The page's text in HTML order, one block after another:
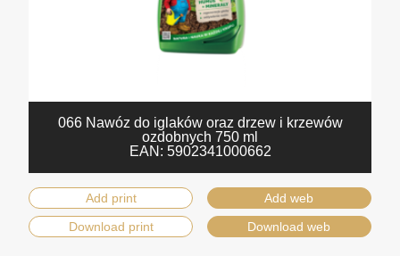
066 Nawóz do iglaków oraz drzew i krzewów
ozdobnych 750 ml
EAN: 5902341000662
Add print
Add web
Download print
Download web